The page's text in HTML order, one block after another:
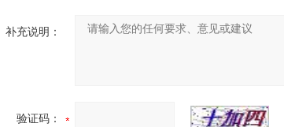
补充说明：
验证码：